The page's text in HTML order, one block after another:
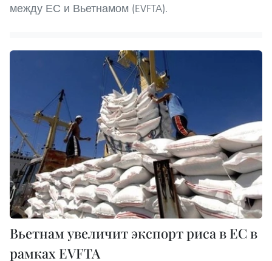
между ЕС и Вьетнамом (EVFTA).
Вьетнам увеличит экспорт риса в ЕС в
рамках EVFTA